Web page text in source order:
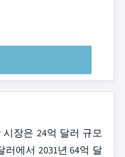
장은 24억 달러 규모
러에서 2031년 64억 달